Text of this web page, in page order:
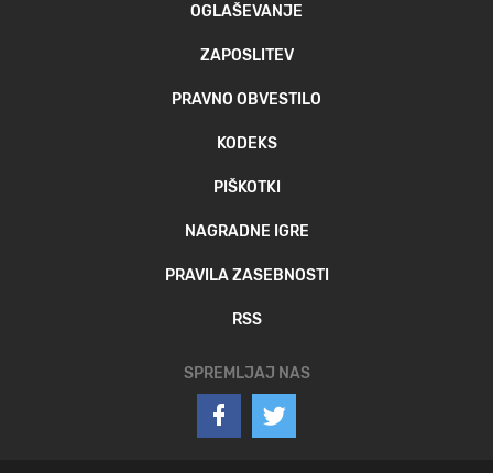
OGLAŠEVANJE
ZAPOSLITEV
PRAVNO OBVESTILO
KODEKS
PIŠKOTKI
NAGRADNE IGRE
PRAVILA ZASEBNOSTI
RSS
SPREMLJAJ NAS